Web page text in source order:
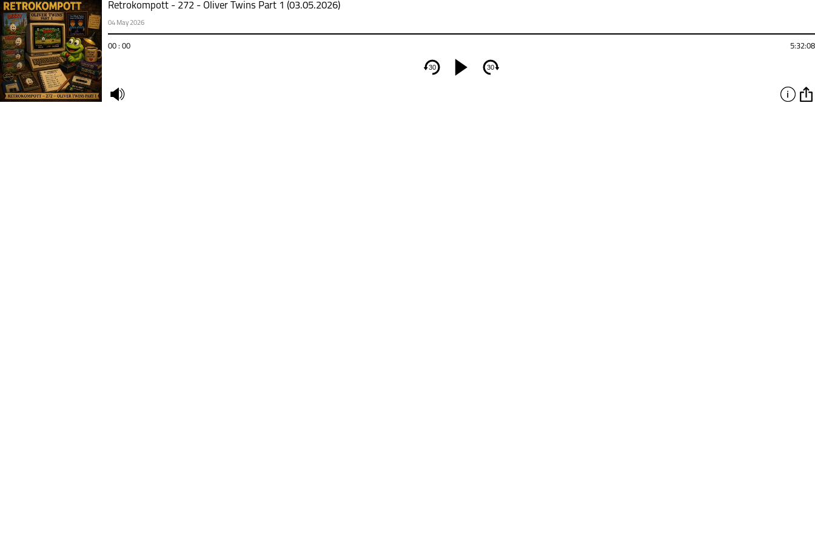
Retrokompott - 272 - Oliver Twins Part 1 (03.05.2026)
04 May 2026
00 : 00 5:32:08
30 30